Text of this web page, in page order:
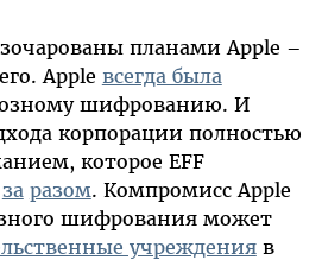
планами Apple –
Apple всегда была
шифрованию. И
корпорации полностью
которое EFF
за разом. Компромисс Apple
шифрования может
учрежденияв